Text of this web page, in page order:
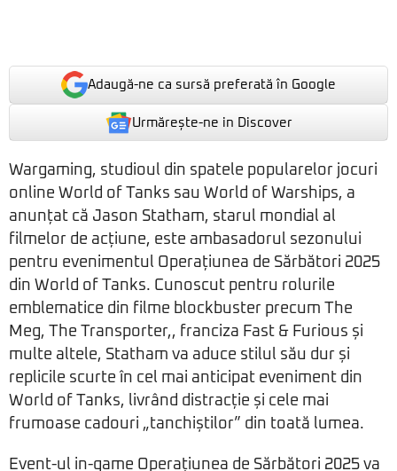
Adaugă-ne ca sursă preferată în Google
Urmărește-ne in Discover
Wargaming, studioul din spatele popularelor jocuri
online World of Tanks sau World of Warships, a
anunțat că Jason Statham, starul mondial al
filmelor de acțiune, este ambasadorul sezonului
pentru evenimentul Operațiunea de Sărbători 2025
din World of Tanks. Cunoscut pentru rolurile
emblematice din filme blockbuster precum The
Meg, The Transporter,, franciza Fast & Furious și
multe altele, Statham va aduce stilul său dur și
replicile scurte în cel mai anticipat eveniment din
World of Tanks, livrând distracție și cele mai
frumoase cadouri „tanchiștilor” din toată lumea.
Event-ul in-game Operațiunea de Sărbători 2025 va